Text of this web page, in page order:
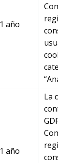
1 año
1 año
La